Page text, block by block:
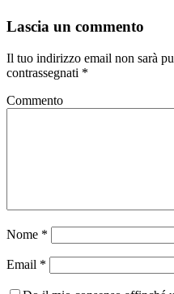
Lascia un commento
Il tuo indirizzo email non sarà
contrassegnati *
Commento
Nome *
Email *